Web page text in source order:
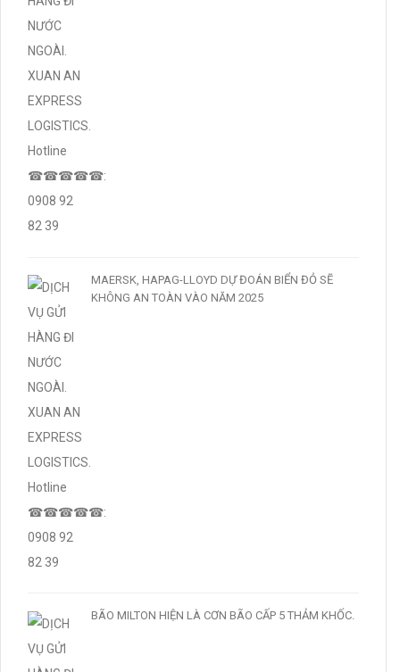
MAERSK, HAPAG-LLOYD DỰ ĐOÁN BIỂN ĐỎ SẼ
KHÔNG AN TOÀN VÀO NĂM 2025
BÃO MILTON HIỆN LÀ CƠN BÃO CẤP 5 THẢM KHỐC.